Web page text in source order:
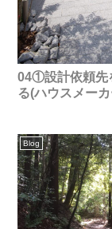
04①設計依頼先
る(ハウスメーカ
Blog